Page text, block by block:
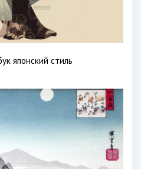
японский стиль